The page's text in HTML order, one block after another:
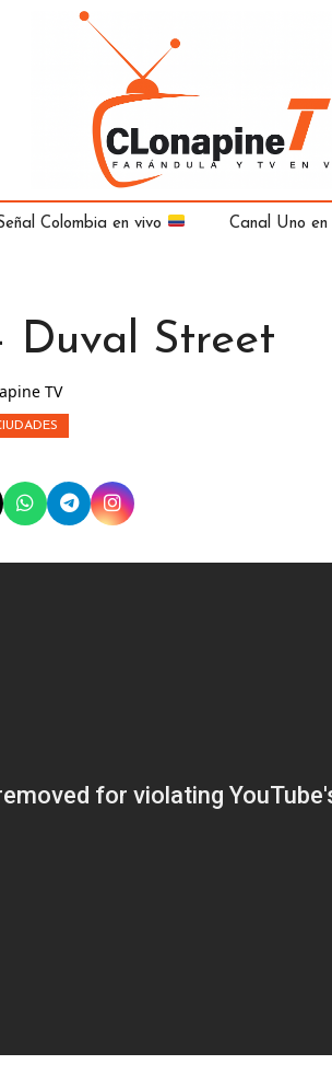
Colombia en vivo Canal Uno en
Duval Street
TV